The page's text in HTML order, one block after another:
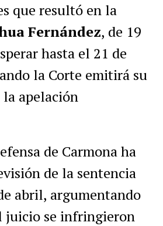
que resultó en la
Fernández, de 19
hasta el 21 de
la Corte emitirá su
la apelación
de Carmona ha
de la sentencia
abril, argumentando
juicio se infringieron